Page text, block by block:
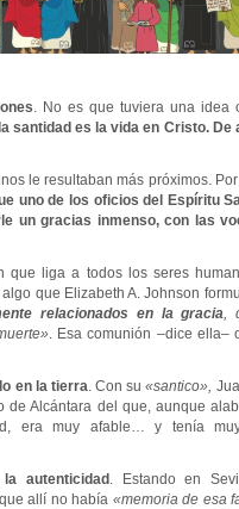
. No es que tuviera una idea
santidad es la vida en Cristo. De
le resultaban más próximos.
uno de los oficios del Espíritu
un gracias inmenso, con las
que liga a todos los seres
que Elizabeth A. Johnson
relacionados en la gracia,
. Esa comunión –dice ella–
en la tierra. Con su«santico»,
de Alcántara del que, aunque
era muy afable… y tenía
autenticidad . Estando en
allí no había «memoria de esa